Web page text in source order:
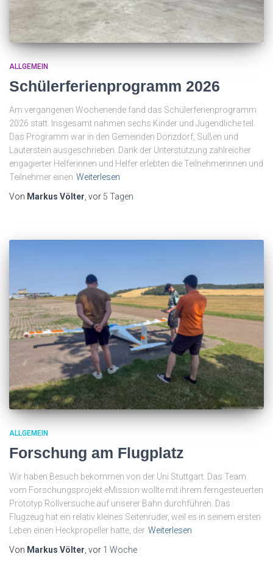
ALLGEMEIN
Schülerferienprogramm 2026
Am vergangenen Wochenende fand das Schülerferienprogramm
2026 statt. Insgesamt nahmen sechs Kinder und Jugendliche teil.
Das Programm war in den Gemeinden Donzdorf, Süßen und
Lauterstein ausgeschrieben. Dank der Unterstützung zahlreicher
engagierter Helferinnen und Helfer erlebten die Teilnehmerinnen und
Teilnehmer einen Weiterlesen
Von Markus Völter , vor 5 Tagen
ALLGEMEIN
Forschung am Flugplatz
Wir haben Besuch bekommen von der Uni Stuttgart. Das Team
vom Forschungsprojekt eMission wollte mit ihrem ferngesteuerten
Prototyp Rollversuche auf unserer Bahn durchführen. Das
Flugzeug hat ein relativ kleines Seitenruder, weil es in seinem ersten
Leben einen Heckpropeller hatte, der Weiterlesen
Von Markus Völter, vor 1 Woche